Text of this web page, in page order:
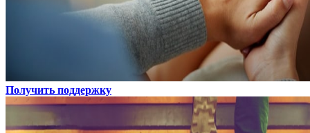
Получить поддержку